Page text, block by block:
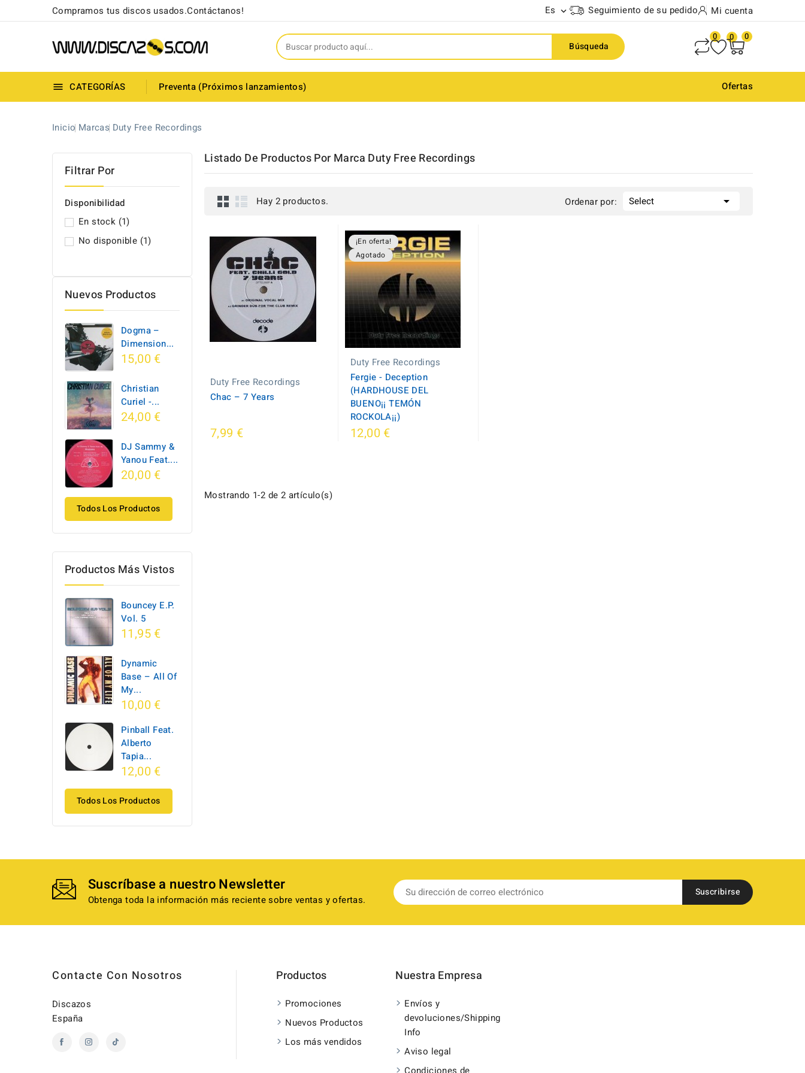
Compramos tus discos usados.Contáctanos! Es  Seguimiento de su pedido Mi cuenta
Búsqueda
0 0 0
 CATEGORÍAS Preventa (Próximos lanzamientos) Ofertas
Inicio Marcas Duty Free Recordings
Filtrar Por
Disponibilidad
En stock (1)
No disponible (1)
Nuevos Productos
Dogma –
Dimension...
15,00 €
Christian
Curiel -...
24,00 €
DJ Sammy &
Yanou Feat....
20,00 €
Todos Los Productos
Productos Más Vistos
Bouncey E.P.
Vol. 5
11,95 €
Dynamic
Base ‎– All Of
My...
10,00 €
Pinball Feat.
Alberto
Tapia...
12,00 €
Todos Los Productos
Listado De Productos Por Marca Duty Free Recordings
Hay 2 productos. Ordenar por: Select 
Duty Free Recordings
Chac ‎– 7 Years
7,99 €
¡En oferta!
Agotado
Duty Free Recordings
Fergie - Deception
(HARDHOUSE DEL
BUENO¡¡ TEMÓN
ROCKOLA¡¡)
12,00 €
Mostrando 1-2 de 2 artículo(s)
Suscríbase a nuestro Newsletter
Obtenga toda la información más reciente sobre ventas y ofertas.
Contacte Con Nosotros
Discazos
España
Productos
Promociones
Nuevos Productos
Los más vendidos
Nuestra Empresa
Envíos y
devoluciones/Shipping
Info
Aviso legal